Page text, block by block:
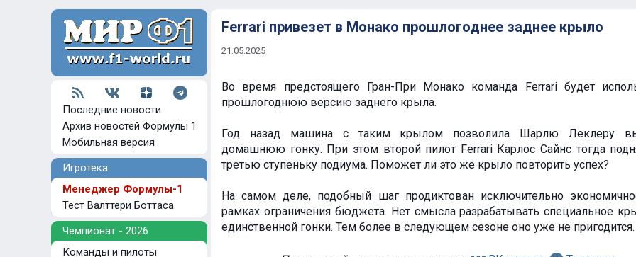
Последние новости
Архив новостей Формулы 1
Мобильная версия
Игротека
Менеджер Формулы-1
Тест Валттери Боттаса
Чемпионат - 2026
Команды и пилоты
Ferrari привезет в Монако прошлогоднее заднее крыло
21.05.2025
Во время предстоящего Гран-При Монако команда Ferrari будет
прошлогоднюю версию заднего крыла.
Год назад машина с таким крылом позволила Шарлю Леклеру
домашнюю гонку. При этом второй пилот Ferrari Карлос Сайнс тогда
третью ступеньку подиума. Поможет ли это же крыло повторить успех?
На самом деле, подобный шаг продиктован исключительно
рамках ограничения бюджета. Нет смысла разрабатывать специальное
единственной гонки. Тем более в следующем сезоне оно уже не пригодится.